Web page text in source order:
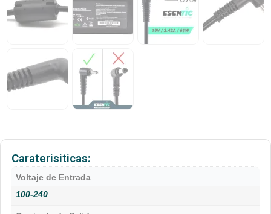
Caraterisiticas:
Voltaje de Entrada
100-240